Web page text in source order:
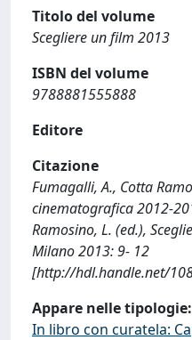
Titolo del volume
Scegliere un film 2013
ISBN del volume
9788881555888
Editore
Citazione
Fumagalli, A., Cotta
cinematografica 2012-
Ramosino, L. (ed.),
Milano 2013: 9- 12
[http://hdl.handle.net/
Appare nelle tipologie:
In libro con curatela: